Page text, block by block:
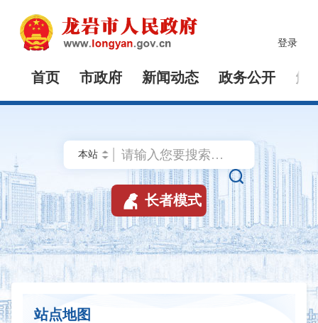
登录
首页 市政府 新闻动态 政务公开 解

 长者模式
站点地图